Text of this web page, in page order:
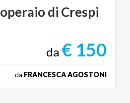
operaiodi Crespi
da € 150
da FRANCESCA AGOSTONI